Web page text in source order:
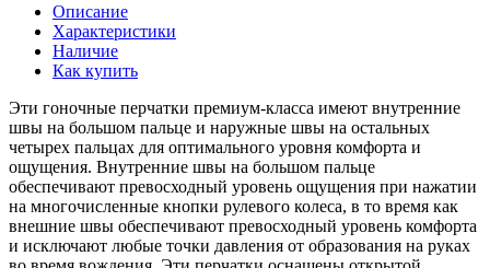
Описание
Характеристики
Наличие
Как купить
Эти гоночные перчатки премиум-класса имеют внутренние
швы на большом пальце и наружные швы на остальных
четырех пальцах для оптимального уровня комфорта и
ощущения. Внутренние швы на большом пальце
обеспечивают превосходный уровень ощущения при нажатии
на многочисленные кнопки рулевого колеса, в то время как
внешние швы обеспечивают превосходный уровень комфорта
и исключают любые точки давления от образования на руках